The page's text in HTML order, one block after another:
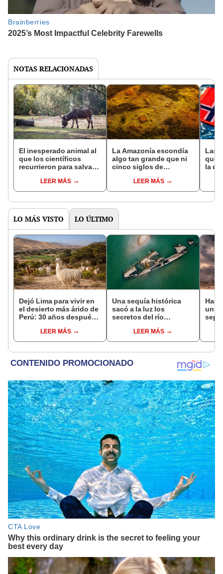
NOTAS RELACIONADAS
El inesperado animal al
que los científicos
recurrieron para salvar
reintroducción de un
asno salvaje está
en un paisaje con más
LEER MÁS
La Amazonía escondía
algo tan grande que ni
cinco siglos de
encontrarlo: el hallazgo
podría cambiar todo lo
pasado
LEER MÁS
Las
que
la de
LO MÁS VISTO LO ÚLTIMO
Dejó Lima para vivir en
el desierto más árido de
Perú: 30 años después,
creó un sorprendente
ecosistema
LEER MÁS
Una sequía histórica
sacó a la luz los
secretos del río
Segunda Guerra
Mundial, fósiles de
LEER MÁS
un